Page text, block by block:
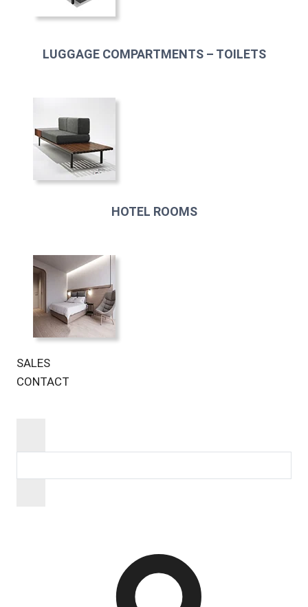
LUGGAGE COMPARTMENTS – TOILETS
HOTEL ROOMS
SALES
CONTACT